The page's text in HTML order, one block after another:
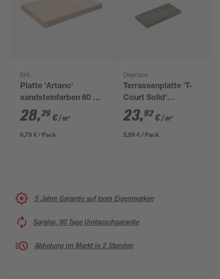
EHL
Platte 'Artano'
sandsteinfarben 60 x
40 x 4 cm
28,29 €/ m²
6,79 € / Pack
Diephaus
Terrassenplatte 'T-
Court Solid'
graphitfarben 50 x 25
x 4 cm
23,92€/ m²
2,99 € / Pack
5 Jahre Garantie auf toom Eigenmarken
Sorglos, 90 Tage Umtauschgarantie
Abholung im Markt in 2 Stunden